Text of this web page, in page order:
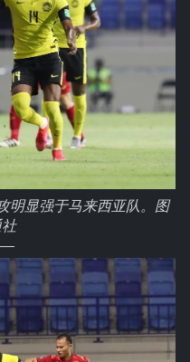
明显强于马来西亚队。图